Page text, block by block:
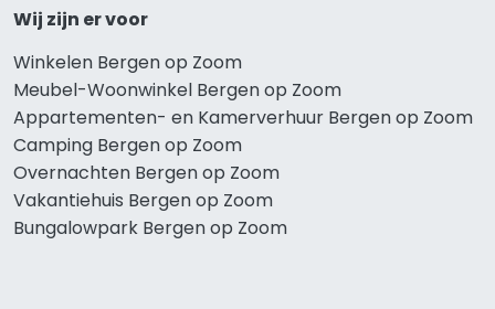
Wij zijn er voor
Winkelen Bergen op Zoom
Meubel-Woonwinkel Bergen op Zoom
Appartementen- en Kamerverhuur Bergen op Zoom
Camping Bergen op Zoom
Overnachten Bergen op Zoom
Vakantiehuis Bergen op Zoom
Bungalowpark Bergen op Zoom